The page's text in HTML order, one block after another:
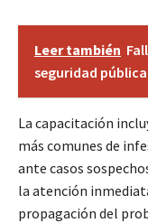
Leer también
seguridad
La capacitación
más comunes de
ante casos
la atención
propagación del